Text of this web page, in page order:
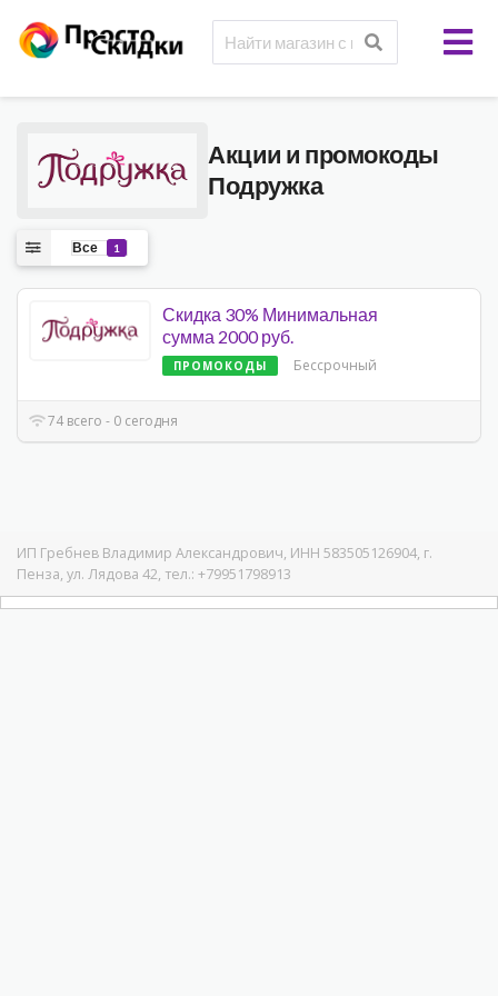
Акции и промокоды
Подружка
Все 1
Скидка 30% Минимальная
сумма 2000 руб.
ПРОМОКОДЫ Бессрочный
74 всего - 0 сегодня
ИП Гребнев Владимир Александрович, ИНН 583505126904, г.
Пенза, ул. Лядова 42, тел.: +79951798913